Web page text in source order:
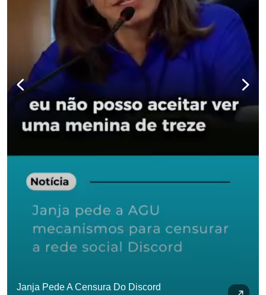
Janja Pede A Censura Do Discord